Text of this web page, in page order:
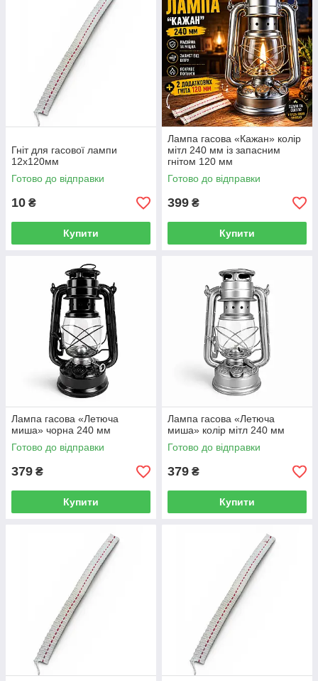
Гніт для гасової лампи
12х120мм
Готово до відправки
10 ₴
Купити
Лампа гасова «Кажан» колір
мітл 240 мм із запасним
гнітом 120 мм
Готово до відправки
399 ₴
Купити
Лампа гасова «Летюча
миша» чорна 240 мм
Готово до відправки
379 ₴
Купити
Лампа гасова «Летюча
миша» колір мітл 240 мм
Готово до відправки
379 ₴
Купити